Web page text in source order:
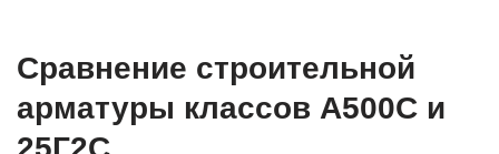
Сравнение строительной
арматуры классов А500С и